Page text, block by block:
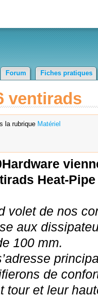
Forum Fiches pratiques
ventirads
la rubrique Matériel
Heat-Pipe
volet de nos
aux
100 mm.
de
tour et leur